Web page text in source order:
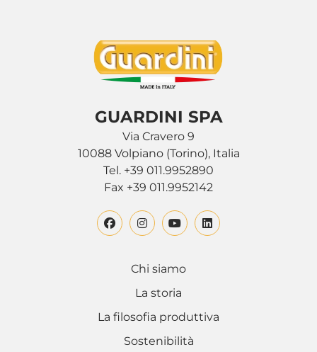
GUARDINI SPA
Via Cravero 9
10088 Volpiano (Torino), Italia
Tel. +39 011.9952890
Fax +39 011.9952142
Chi siamo
La storia
La filosofia produttiva
Sostenibilità